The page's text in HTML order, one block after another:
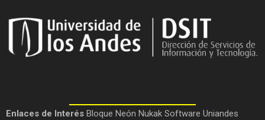
Enlaces de Interés Bloque Neón Nukak Software Uniandes